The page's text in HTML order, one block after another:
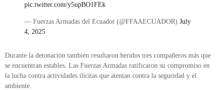
pic.twitter.com/y5upBO1FEk
— Fuerzas Armadas del Ecuador (@FFAAECUADOR) July
4, 2025
Durante la detonación también resultaron heridos tres compañeros más que
se encuentran estables. Las Fuerzas Armadas ratificaron su compromiso en
la lucha contra actividades ilícitas que atentan contra la seguridad y el
ambiente.